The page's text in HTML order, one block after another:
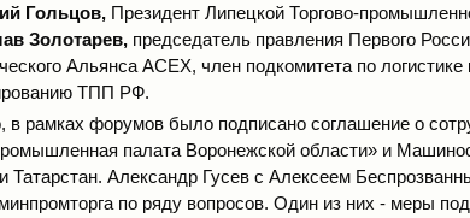
Гольцов,Президент Липецкой Торгово-
Золотарев,председатель правления Первого
Альянса АСЕХ, член подкомитета по логистике
ТПП РФ.
в рамках форумов было подписано соглашение о
палата Воронежской области» и
Татарстан. Александр Гусев с Алексеем
по ряду вопросов. Один из них - меры